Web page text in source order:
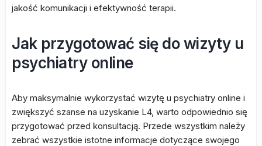
jakość komunikacji i efektywność terapii.
Jak przygotować się do wizyty u
psychiatry online
Aby maksymalnie wykorzystać wizytę u psychiatry online i
zwiększyć szanse na uzyskanie L4, warto odpowiednio się
przygotować przed konsultacją. Przede wszystkim należy
zebrać wszystkie istotne informacje dotyczące swojego